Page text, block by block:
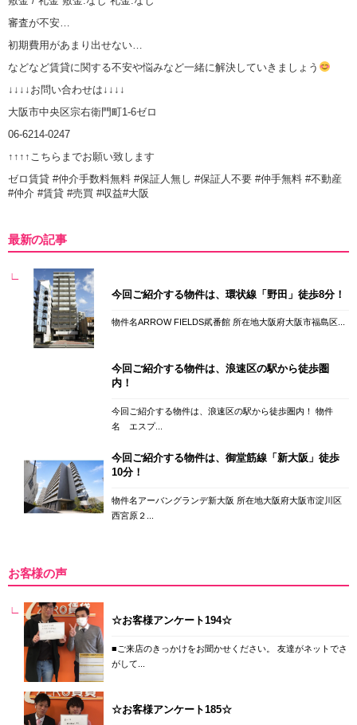
審査が不安…
初期費用があまり出せない…
などなど賃貸に関する不安や悩みなど一緒に解決していきましょう
↓↓↓↓お問い合わせは↓↓↓↓
大阪市中央区宗右衛門町1-6ゼロ
06-6214-0247
↑↑↑↑こちらまでお願い致します
ゼロ賃貸 #仲介手数料無料 #保証人無し #保証人不要 #仲手無料 #不動産
#仲介 #賃貸 #売買 #収益#大阪
最新の記事
今回ご紹介する物件は、環状線「野田」徒歩8分！
物件名ARROW FIELDS貮番館 所在地大阪府大阪市福島区...
今回ご紹介する物件は、浪速区の駅から徒歩圏
内！
今回ご紹介する物件は、浪速区の駅から徒歩圏内！ 物件
名 エスプ...
今回ご紹介する物件は、御堂筋線「新大阪」徒歩
10分！
物件名アーバングランデ新大阪 所在地大阪府大阪市淀川区
西宮原２...
お客様の声
☆お客様アンケート194☆
■ご来店のきっかけをお聞かせください。 友達がネットでさ
がして...
☆お客様アンケート185☆